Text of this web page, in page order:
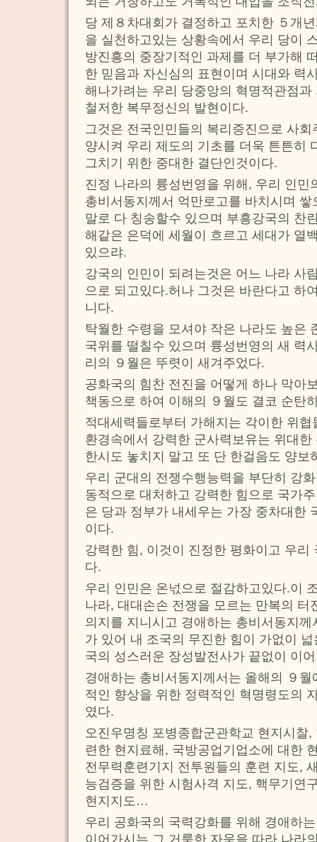
당 제８차대회가 결정하고 포치한 ５개
을 실천하고있는 상황속에서 우리 당이
방진흥의 중장기적인 과제를 더 부가해
한 믿음과 자신심의 표현이며 시대와 력
해나가려는 우리 당중앙의 혁명적관점
철저한 복무정신의 발현이다.
그것은 전국인민들의 복리증진으로 사
양시켜 우리 제도의 기초를 더욱 튼튼히
그치기 위한 중대한 결단인것이다.
진정 나라의 륭성번영을 위해, 우리 인민
총비서동지께서 억만로고를 바치시며
말로 다 칭송할수 있으며 부흥강국의 찬
해같은 은덕에 세월이 흐르고 세대가 열
있으랴.
강국의 인민이 되려는것은 어느 나라 사
으로 되고있다.허나 그것은 바란다고 하
니다.
탁월한 수령을 모셔야 작은 나라도 높은
국위를 떨칠수 있으며 륭성번영의 새 력
리의 ９월은 뚜렷이 새겨주었다.
공화국의 힘찬 전진을 어떻게 하나 막아
책동으로 하여 이해의 ９월도 결코 순탄
적대세력들로부터 가해지는 각이한 위
환경속에서 강력한 군사력보유는 위대
한시도 놓치지 말고 또 단 한걸음도 양보
우리 군대의 전쟁수행능력을 부단히 강
동적으로 대처하고 강력한 힘으로 국가
은 당과 정부가 내세우는 가장 중차대한
이다.
강력한 힘, 이것이 진정한 평화이고 우리
다.
우리 인민은 온넋으로 절감하고있다.이
나라, 대대손손 전쟁을 모르는 만복의 터
의지를 지니시고 경애하는 총비서동지
가 있어 내 조국의 무진한 힘이 가없이
국의 성스러운 장성발전사가 끝없이 이
경애하는 총비서동지께서는 올해의 ９
적인 향상을 위한 정력적인 혁명령도의
였다.
오진우명칭 포병종합군관학교 현지시찰
련한 현지료해, 국방공업기업소에 대한
전무력훈련기지 전투원들의 훈련 지도,
능검증을 위한 시험사격 지도, 핵무기연
현지지도…
우리 공화국의 국력강화를 위해 경애하
이어가시는 그 거룩한 자욱을 따라 나라